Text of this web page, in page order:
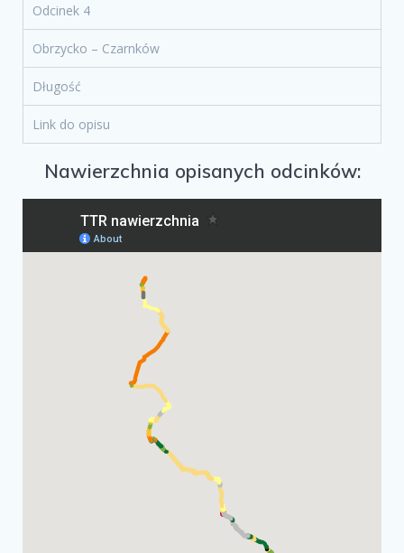
Odcinek 4
Obrzycko – Czarnków
Długość
Link do opisu
Nawierzchnia opisanych odcinków: